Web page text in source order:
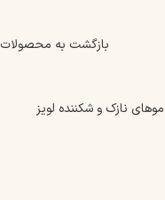
بازگشت به محصولات